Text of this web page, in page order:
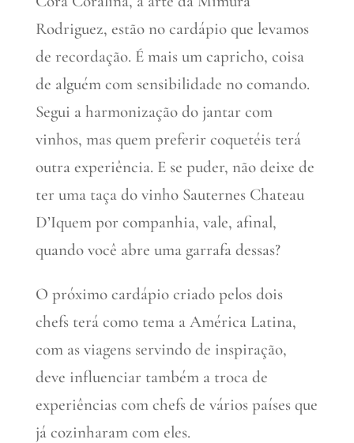
Rodriguez, estão no cardápio que levamos
de recordação. É mais um capricho, coisa
de alguém com sensibilidade no comando.
Segui a harmonização do jantar com
vinhos, mas quem preferir coquetéis terá
outra experiência. E se puder, não deixe de
ter uma taça do vinho Sauternes Chateau
D’Iquem por companhia, vale, afinal,
quando você abre uma garrafa dessas?
O próximo cardápio criado pelos dois
chefs terá como tema a América Latina,
com as viagens servindo de inspiração,
deve influenciar também a troca de
experiências com chefs de vários países que
já cozinharam com eles.